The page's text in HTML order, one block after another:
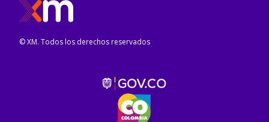
© XM. Todos los derechos reservados